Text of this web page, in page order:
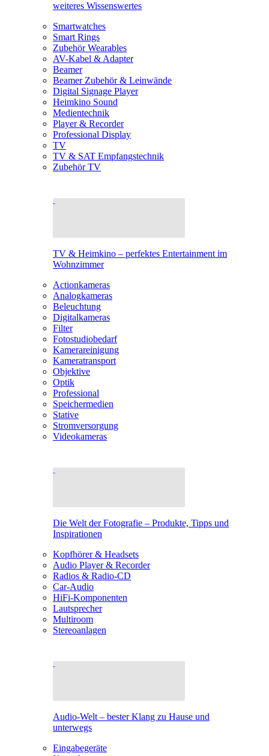
weiteres Wissenswertes
Smartwatches
Smart Rings
Zubehör Wearables
AV-Kabel & Adapter
Beamer
Beamer Zubehör & Leinwände
Digital Signage Player
Heimkino Sound
Medientechnik
Player & Recorder
Professional Display
TV
TV & SAT Empfangstechnik
Zubehör TV
TV & Heimkino – perfektes Entertainment im
Wohnzimmer
Actionkameras
Analogkameras
Beleuchtung
Digitalkameras
Filter
Fotostudiobedarf
Kamerareinigung
Kameratransport
Objektive
Optik
Professional
Speichermedien
Stative
Stromversorgung
Videokameras
Die Welt der Fotografie – Produkte, Tipps und
Inspirationen
Kopfhörer & Headsets
Audio Player & Recorder
Radios & Radio-CD
Car-Audio
HiFi-Komponenten
Lautsprecher
Multiroom
Stereoanlagen
Audio-Welt – bester Klang zu Hause und
unterwegs
Eingabegeräte